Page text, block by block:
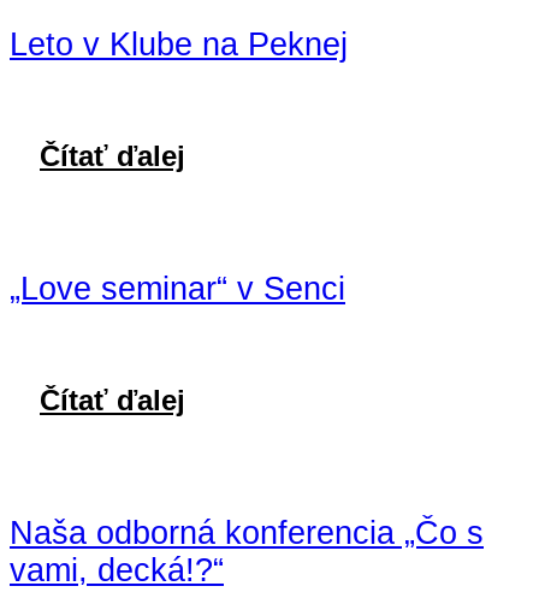
Leto v Klube na Peknej
Čítať ďalej
„Love seminar“ v Senci
Čítať ďalej
Naša odborná konferencia „Čo s
vami, decká!?“